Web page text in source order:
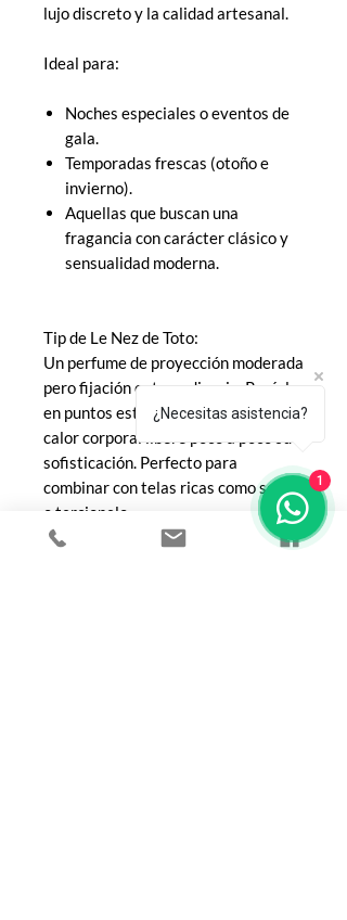
lujo discreto y la calidad artesanal.
Ideal para:
Noches especiales o eventos de
gala.
Temporadas frescas (otoño e
invierno).
Aquellas que buscan una
fragancia con carácter clásico y
sensualidad moderna.
Tip de Le Nez de Toto:
Un perfume de proyección moderada
pero fijación extraordinaria. Rocíalo
en puntos estratégicos y deja que el
calor corporal libere poco a poco su
sofisticación. Perfecto para
combinar con telas ricas como seda
o terciopelo.
¿Necesitas asistencia?
1